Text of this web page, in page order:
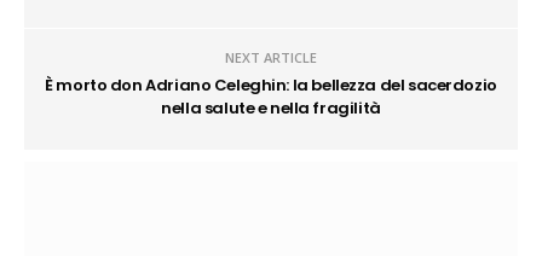
NEXT ARTICLE
È morto don Adriano Celeghin: la bellezza del sacerdozio
nella salute e nella fragilità